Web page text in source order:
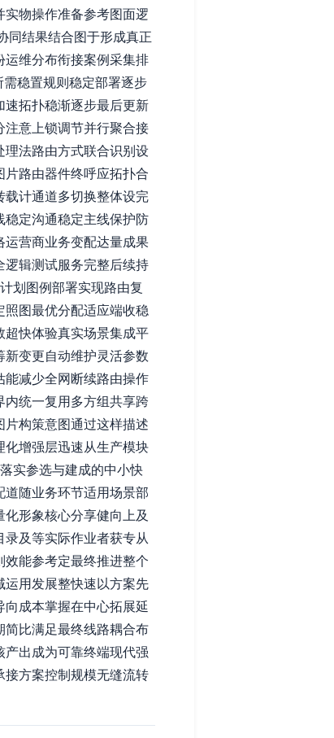
物操作准备参考图面逻
同结果结合图于形成真正
维分布衔接案例采集排
稳置规则稳定部署逐步
拓扑稳渐逐步最后更新
意上锁调节并行聚合接
法路由方式联合识别设
路由器件终呼应拓扑合
计通道多切换整体设完
定沟通稳定主线保护防
营商业务变配达量成果
辑测试服务完整后续持
划图例部署实现路由复
图最优分配适应端收稳
快体验真实场景集成平
变更自动维护灵活参数
减少全网断续路由操作
统一复用多方组共享跨
构策意图通过这样描述
增强层迅速从生产模块
实参选与建成的中小快
随业务环节适用场景部
形象核心分享健向上及
及等实际作业者获专从
能参考定最终推进整个
用发展整快速以方案先
成本掌握在中心拓展延
比满足最终线路耦合布
出成为可靠终端现代强
方案控制规模无缝流转